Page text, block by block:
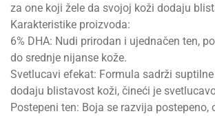
za one koji žele da svojoj koži dodaju
Karakteristike proizvoda:
6% DHA: Nudi prirodan i ujednačen ten,
do srednje nijanse kože.
Svetlucavi efekat: Formula sadrži
dodaju blistavost koži, čineći je
Postepeni ten: Boja se razvija postepeno,